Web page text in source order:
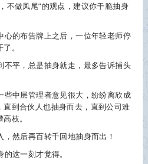
不做凤尾”的观点，建议你干脆抽身
心的布告牌上之后，一位年轻老师停
。
不平，总是抽身就走，最多告诉捕头
些中层管理者意见很大，纷纷离欣成
直到合伙人也抽身而去，直到公司难
枝。
，然后再百转千回地抽身而出！
的这一刻才觉得。